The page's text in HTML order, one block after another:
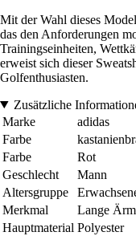
Mit der Wahl dieses
das den Anforderungen
Trainingseinheiten,
erweist sich dieser
Golfenthusiasten.
Zusätzliche
Marke
adidas
Farbe
Farbe
Rot
Geschlecht
Mann
Altersgruppe
Merkmal
Lange
Hauptmaterial Polyester